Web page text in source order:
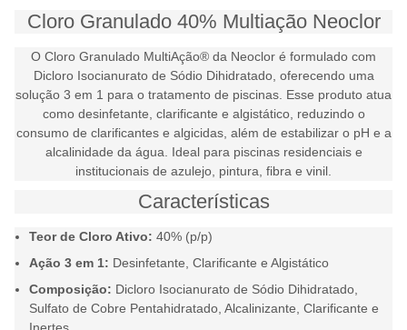
Cloro Granulado 40% Multiação Neoclor
O Cloro Granulado MultiAção® da Neoclor é formulado com
Dicloro Isocianurato de Sódio Dihidratado, oferecendo uma
solução 3 em 1 para o tratamento de piscinas. Esse produto atua
como desinfetante, clarificante e algistático, reduzindo o
consumo de clarificantes e algicidas, além de estabilizar o pH e a
alcalinidade da água. Ideal para piscinas residenciais e
institucionais de azulejo, pintura, fibra e vinil.
Características
Teor de Cloro Ativo: 40% (p/p)
Ação 3 em 1: Desinfetante, Clarificante e Algistático
Composição: Dicloro Isocianurato de Sódio Dihidratado,
Sulfato de Cobre Pentahidratado, Alcalinizante, Clarificante e